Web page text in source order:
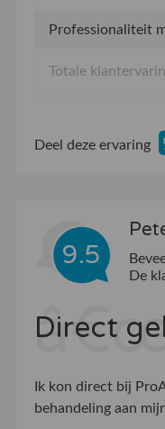
Professionaliteit
Totale
Deel deze ervaring
9.5
De
Direct
Ik kon direct bij
behandeling aan